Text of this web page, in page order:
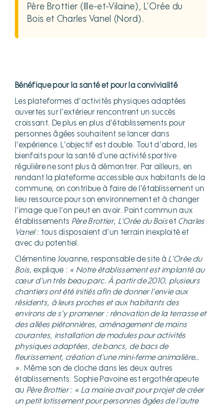
Père Brottier (Ille-et-Vilaine), L’Orée du
Bois et Charles Vanel (Nord).
Bénéfique pour la santé et pour la convivialité
Les plateformes d’activités physiques adaptées
ouvertes sur l’extérieur rencontrent un succès
croissant. De plus en plus d’établissements pour
personnes âgées souhaitent se lancer dans
l’expérience. L’objectif est double. Tout d’abord, les
bienfaits pour la santé d’une activité sportive
régulière ne sont plus à démontrer. Par ailleurs, en
rendant la plateforme accessible aux habitants de la
commune, on contribue à faire de l’établissement un
lieu ressource pour son environnement et à changer
l’image que l’on peut en avoir. Point commun aux
établissements Père Brottier, L’Orée du Boiset Charles
Vanel: tous disposaient d’un terrain inexploité et
avec du potentiel.
Clémentine Jouanne, responsable de site à L’Orée du
Bois, explique : « Notre établissement est implanté au
cœur d’un très beau parc. À partir de 2010, plusieurs
chantiers ont été initiés afin de donner l’envie aux
résidents, à leurs proches et aux habitants des
environs de s’y promener : rénovation de la terrasse et
des allées piétonnières, aménagement de mains
courantes, installation de modules pour activités
physiques adaptées, de bancs, de bacs de
fleurissement, création d’une mini-ferme animalière…
». Même son de cloche dans les deux autres
établissements. Sophie Pavoine est ergothérapeute
au Père Brottier: « La mairie avait pour projet de créer
un petit lotissement pour personnes âgées de l’autre